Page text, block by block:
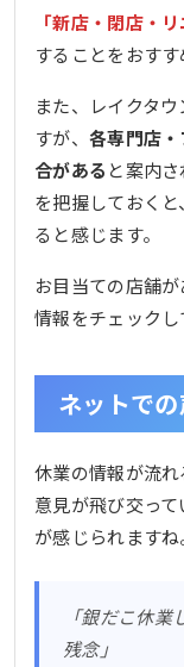
「新店・閉店・
することをおすす
また、レイクタ
すが、 各専門店
合がある と案内
を把握しておく
ると感じます。
お目当ての店舗
情報をチェックし
ネットで
休業の情報が流
意見が飛び交っ
が感じられますね
「銀だこ休
残念」